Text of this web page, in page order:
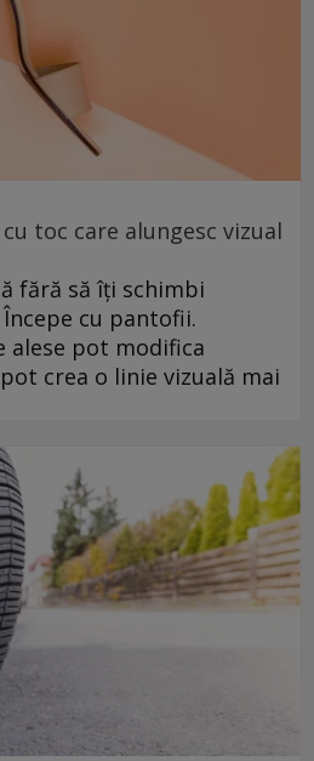
toc care alungesc vizual
fără să îți schimbi
cu pantofii.
alese pot modifica
crea o linie vizuală mai